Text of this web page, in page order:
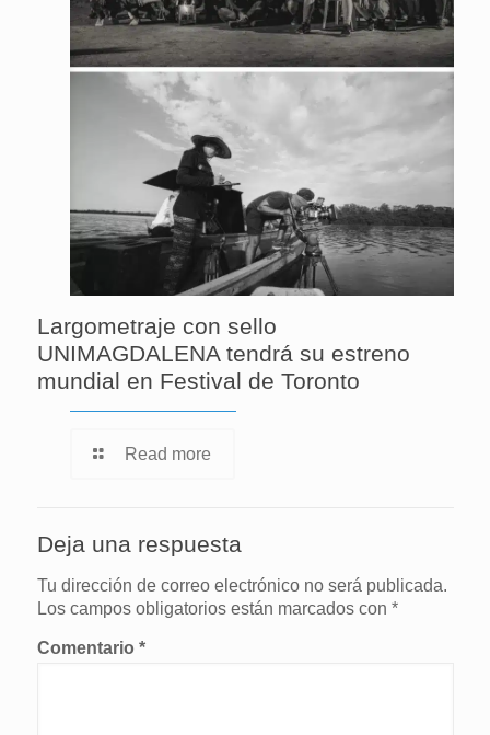
Largometraje con sello
UNIMAGDALENA tendrá su estreno
mundial en Festival de Toronto
Read more
Deja una respuesta
Tu dirección de correo electrónico no será publicada.
Los campos obligatorios están marcados con *
Comentario *